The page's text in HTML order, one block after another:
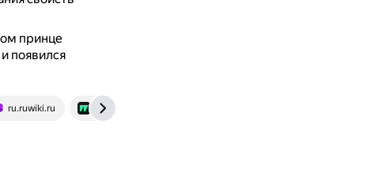
принце
появился
ru.ruwiki.ru www.sports.ru